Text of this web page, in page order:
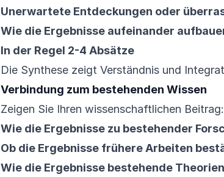
Unerwartete Entdeckungen oder
Wie die Ergebnisse aufeinander
In der Regel 2-4 Absätze
Die Synthese zeigt Verständnis und
Verbindung zum bestehenden Wissen
Zeigen Sie Ihren wissenschaftlichen Beitrag:
Wie die Ergebnisse zu bestehender
Ob die Ergebnisse frühere Arbeiten
Wie die Ergebnisse bestehende